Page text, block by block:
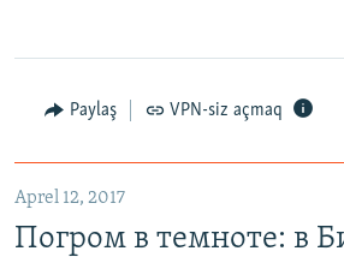
Paylaş VPN-siz açmaq
Aprel 12, 2017
Погром в темноте: в